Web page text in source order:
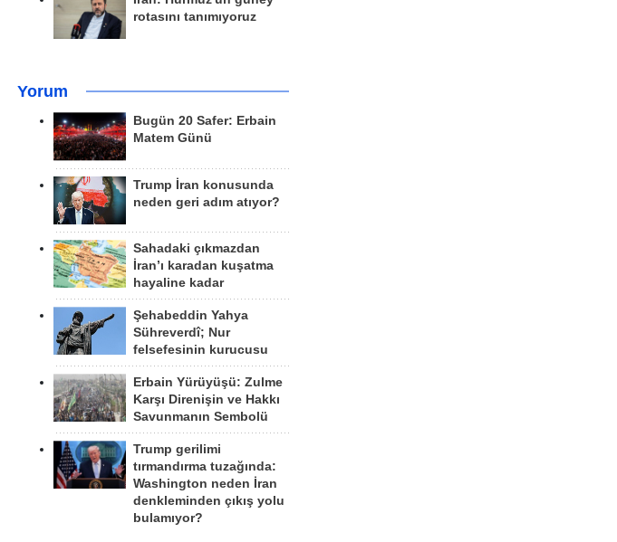
rotasını tanımıyoruz
Yorum
Bugün 20 Safer: Erbain
Matem Günü
Trump İran konusunda
neden geri adım atıyor?
Sahadaki çıkmazdan
İran’ı karadan kuşatma
hayaline kadar
Şehabeddin Yahya
Sühreverdî; Nur
felsefesinin kurucusu
Erbain Yürüyüşü: Zulme
Karşı Direnişin ve Hakkı
Savunmanın Sembolü
Trump gerilimi
tırmandırma tuzağında:
Washington neden İran
denkleminden çıkış yolu
bulamıyor?